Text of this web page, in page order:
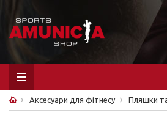
Аксесуари для фітнесу Пляшки